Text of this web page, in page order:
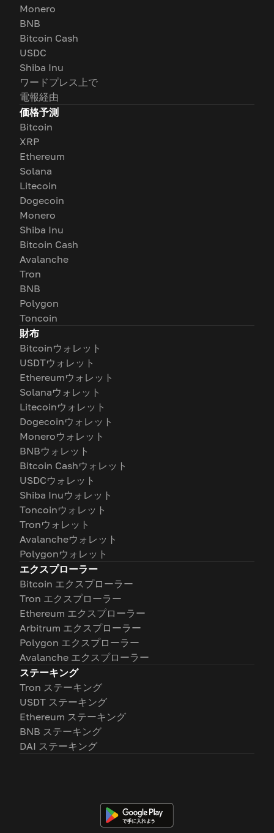
Monero
BNB
Bitcoin Cash
USDC
Shiba Inu
ワードプレス上で
電報経由
価格予測
Bitcoin
XRP
Ethereum
Solana
Litecoin
Dogecoin
Monero
Shiba Inu
Bitcoin Cash
Avalanche
Tron
BNB
Polygon
Toncoin
財布
Bitcoinウォレット
USDTウォレット
Ethereumウォレット
Solanaウォレット
Litecoinウォレット
Dogecoinウォレット
Moneroウォレット
BNBウォレット
Bitcoin Cashウォレット
USDCウォレット
Shiba Inuウォレット
Toncoinウォレット
Tronウォレット
Avalancheウォレット
Polygonウォレット
エクスプローラー
Bitcoin エクスプローラー
Tron エクスプローラー
Ethereum エクスプローラー
Arbitrum エクスプローラー
Polygon エクスプローラー
Avalanche エクスプローラー
ステーキング
Tron ステーキング
USDT ステーキング
Ethereum ステーキング
BNB ステーキング
DAI ステーキング